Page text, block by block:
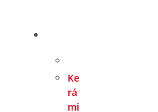
Ke
rá
mi